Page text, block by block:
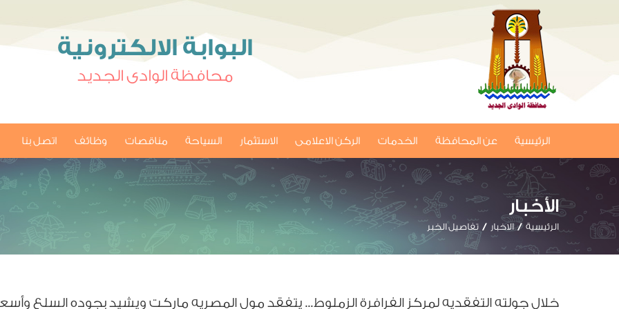
البوابة الالكترونية
محافظة الوادى الجديد
الرئيسية عن المحافظة الخدمات الركن الاعلامى الاستثمار السياحة مناقصات وظائف اتصل بنا
الأخبار
الرئيسية الاخبار تفاصيل الخبر
خلال جولته التفقديه لمركز الفرافرة الزملوط... يتفقد مول المصريه ماركت ويشيد بجوده السلع